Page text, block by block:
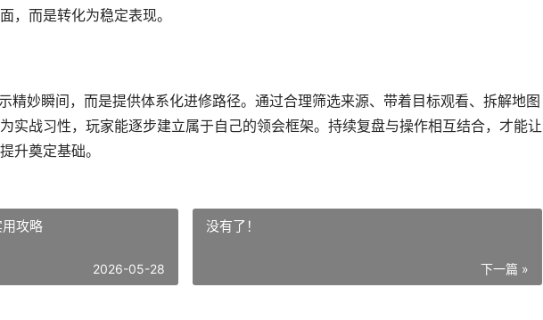
，而是转化为稳定表现。
精妙瞬间，而是提供体系化进修路径。通过合理筛选来源、带着目标观看、拆解地图
实战习性，玩家能逐步建立属于自己的领会框架。持续复盘与操作相互结合，才能让
升奠定基础。
攻略
2026-05-28
没有了！
下一篇 »